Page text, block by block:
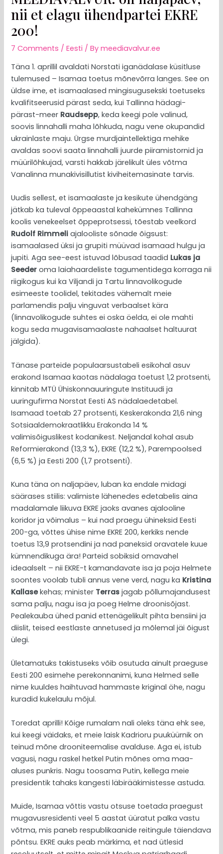
nii et elagu ühendpartei EKRE
200!
7 Comments /Eesti / Bymeediavalvur.ee
Täna 1. aprillil avaldati Norstati iganädalase küsitluse
tulemused – Isamaa toetus mõnevõrra langes. See on
üldse ime, et isamaalased mingisugusekski toetuseks
kvalifitseerusid pärast seda, kui Tallinna hädagi-
pärast-meer Raudsepp, keda keegi pole valinud,
soovis linnahalli maha lõhkuda, nagu vene okupandid
ukrainlaste maju. Ürgse murdjaintellektiga mehike
avaldas soovi saata linnahalli juurde piiramistornid ja
müürilõhkujad, varsti hakkab järelikult üles võtma
Vanalinna munakivisillutist kiviheitemasinate tarvis.
Uudis sellest, et isamaalaste ja kesikute ühendgäng
jätkab ka tuleval õppeaastal kahekümnes Tallinna
koolis venekeelset õppeprotsessi, tõestab veelkord
Rudolf Rimmeli ajalooliste sõnade õigsust:
isamaalased üksi ja grupiti müüvad isamaad hulgu ja
jupiti. Aga see-eest istuvad lõbusad taadid Lukas ja
Seeder oma laiahaardeliste tagumentidega korraga nii
riigikogus kui ka Viljandi ja Tartu linnavolikogude
esimeeste toolidel, tekitades vähemalt meie
parlamendis palju vinguvat verbaalset kära
(linnavolikogude suhtes ei oska öelda, ei ole mahti
kogu seda mugavisamaalaste nahaalset haltuurat
jälgida).
Tänase parteide populaarsustabeli esikohal asuv
erakond Isamaa kaotas nädalaga toetust 1,2 protsenti,
kinnitab MTÜ Ühiskonnauuringute Instituudi ja
uuringufirma Norstat Eesti AS nädalaedetabel.
Isamaad toetab 27 protsenti, Keskerakonda 21,6 ning
Sotsiaaldemokraatlikku Erakonda 14 %
valimisõiguslikest kodanikest. Neljandal kohal asub
Reformierakond (13,3 %), EKRE (12,2 %), Parempoolsed
(6,5 %) ja Eesti 200 (1,7 protsenti).
Kuna täna on naljapäev, luban ka endale midagi
säärases stiilis: valimiste lähenedes edetabelis aina
madalamale liikuva EKRE jaoks avanes ajalooline
koridor ja võimalus – kui nad praegu ühineksid Eesti
200-ga, võttes ühise nime EKRE 200, kerkiks nende
toetus 13,9 protsendini ja nad paneksid oravatele kuue
kümnendikuga ära! Parteid sobiksid omavahel
ideaalselt – nii EKRE-t kamandavate isa ja poja Helmete
soontes voolab tubli annus vene verd, nagu ka Kristina
Kallasekehas; minister Terras jagab põllumajandusest
sama palju, nagu isa ja poeg Helme droonisõjast.
Pealekauba ühed panid ettenägelikult pihta bensiini ja
diislit, teised eestlaste annetused ja mõlemal jäi õigust
ülegi.
Ületamatuks takistuseks võib osutuda ainult praeguse
Eesti 200 esimehe perekonnanimi, kuna Helmed selle
nime kuuldes haihtuvad hammaste kriginal öhe, nagu
kuradid kukelaulu mõjul.
Toredat aprilli! Kõige rumalam nali oleks täna ehk see,
kui keegi väidaks, et meie laisk Kadrioru puuküürnik on
teinud mõne drooniteemalise avalduse. Aga ei, istub
vagusi, nagu raskel hetkel Putin mõnes oma maa-
aluses punkris. Nagu toosama Putin, kellega meie
presidentik tahaks kangesti läbirääkimistesse astuda.
Muide, Isamaa võttis vastu otsuse toetada praegust
mugavusresidenti veel 5 aastat üüratut palka vastu
võtma, mis paneb respublikaanide reitingule täiendava
põntsu. EKRE auks peab märkima, et nad ütlesid